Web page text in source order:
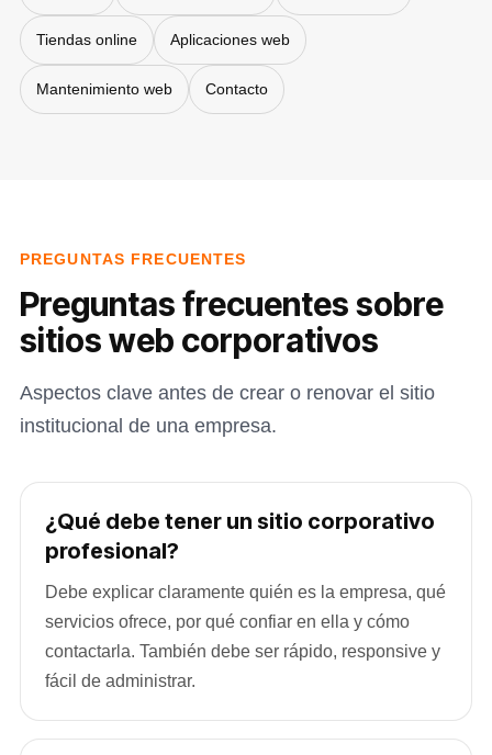
Tiendas online Aplicaciones web
Mantenimiento web Contacto
PREGUNTAS FRECUENTES
Preguntas frecuentes sobre
sitios web corporativos
Aspectos clave antes de crear o renovar el sitio
institucional de una empresa.
¿Qué debe tener un sitio corporativo
profesional?
Debe explicar claramente quién es la empresa, qué
servicios ofrece, por qué confiar en ella y cómo
contactarla. También debe ser rápido, responsive y
fácil de administrar.